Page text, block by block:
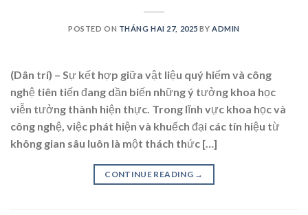
POSTED ON THÁNG HAI 27, 2025 BYADMIN
(Dân trí) – Sự kết hợp giữa vật liệu quý hiếm và công
nghệ tiên tiến đang dần biến những ý tưởng khoa học
viễn tưởng thành hiện thực. Trong lĩnh vực khoa học và
công nghệ, việc phát hiện và khuếch đại các tín hiệu từ
không gian sâu luôn là một thách thức […]
CONTINUE READING →